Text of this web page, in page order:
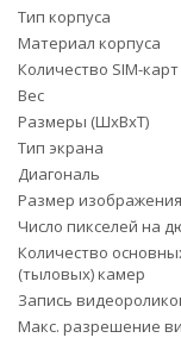
Тип корпуса
Материал корпуса
Количество SIM-карт
Вес
Размеры (ШxВxТ)
Тип экрана
Диагональ
Размер изображения
Число пикселей на
Количество
(тыловых) камер
Запись
Макс. разрешение